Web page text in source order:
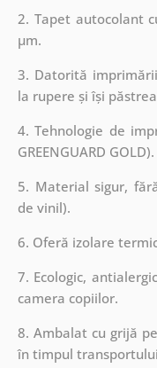
2. Tapet autocolant
µm.
3. Datorită
la rupere și își
4. Tehnologie de
GREENGUARD GOLD).
5. Material sigur,
de vinil).
6. Oferă izolare
7. Ecologic,
camera copiilor.
8. Ambalat cu grijă
în timpul